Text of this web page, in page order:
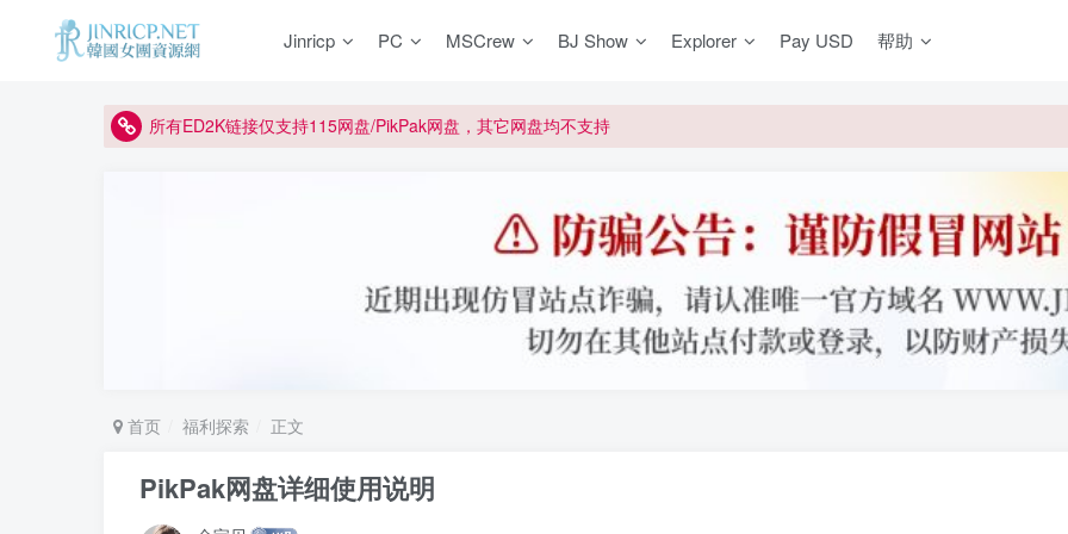
Jinricp PC MSCrew BJ Show Explorer Pay USD 帮助
正版声明: 警惕盗版网站冒充 Jinricp.net [20260605更新]
所有ED2K链接仅支持115网盘/PikPak网盘，其它网盘均不支持
正版声明: 警惕盗版网站冒充 Jinricp.net [20260605更新]
首页 福利探索 正文
PikPak网盘详细使用说明